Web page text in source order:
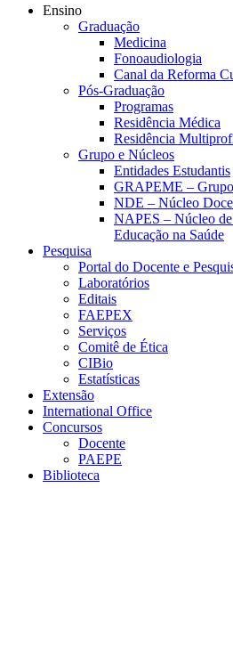
Ensino
Graduação
Medicina
Fonoaudiologia
Canal da Reforma
Pós-Graduação
Programas
Residência Médica
Residência
Grupo e Núcleos
Entidades Estudantis
GRAPEME –
NDE – Núcleo
NAPES – Núcleo de
Educação na Saúde
Pesquisa
Portal do Docente e
Laboratórios
Editais
FAEPEX
Serviços
Comitê de Ética
CIBio
Estatísticas
Extensão
International Office
Concursos
Docente
PAEPE
Biblioteca